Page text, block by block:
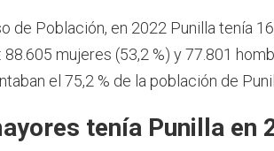
de Población, en 2022 Punilla tenía
mujeres (53,2 %) y 77.801
el 75,2 % de la población de
tenía Punilla en